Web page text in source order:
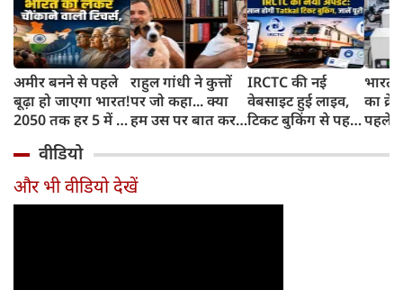
अमीर बनने से पहले
बूढ़ा हो जाएगा भारत!
2050 तक हर 5 में 1
साल से ज्यादा उम्र का
राहुल गांधी ने कुत्तों
पर जो कहा... क्या
हम उस पर बात कर
IRCTC की नई
वेबसाइट हुई लाइव,
टिकट बुकिंग से पहले
काम, जानें पूरा
भारत
का
पहले
और
वीडियो
और भी वीडियो देखें